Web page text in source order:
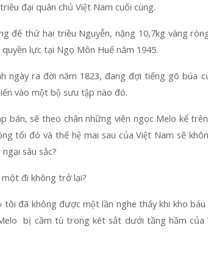
đại quân chủ Việt Nam cuối cùng.
đế thứ hai triều Nguyễn, nặng 10,7kg vàng
lực tại Ngọ Môn Huế năm 1945.
ngày ra đời năm 1823, đang đợi tiếng gõ búa
vào một bộ sưu tập nào đó.
bán, sẽ theo chân những viên ngọc Melo kể
tối đó và thế hệ mai sau của Việt Nam sẽ
sâu sắc?
một đi không trở lại?
đã không được một lần nghe thấy khi kho báu
bị cầm tù trong két sắt dưới tầng hầm của